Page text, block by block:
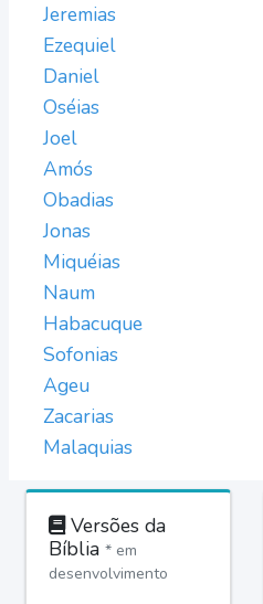
Jeremias
Ezequiel
Daniel
Oséias
Joel
Amós
Obadias
Jonas
Miquéias
Naum
Habacuque
Sofonias
Ageu
Zacarias
Malaquias
Versões da
Bíblia * em
desenvolvimento